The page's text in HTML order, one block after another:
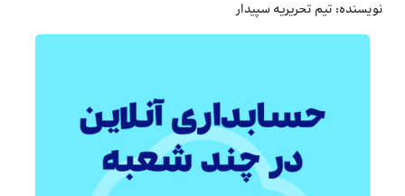
نویسنده: تیم تحریریه سپیدار